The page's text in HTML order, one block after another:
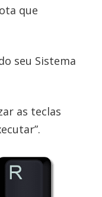
que
seu Sistema
as teclas